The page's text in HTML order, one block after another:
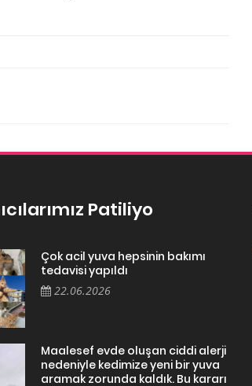
Patiliyo
Çok acil yuva hepsinin bakımı
tedavisi yapıldı
22.06.2026
Maalesef evde oluşan ciddi alerji
nedeniyle kedimize yeni bir yuva
aramak zorunda kaldık. Bu kararı